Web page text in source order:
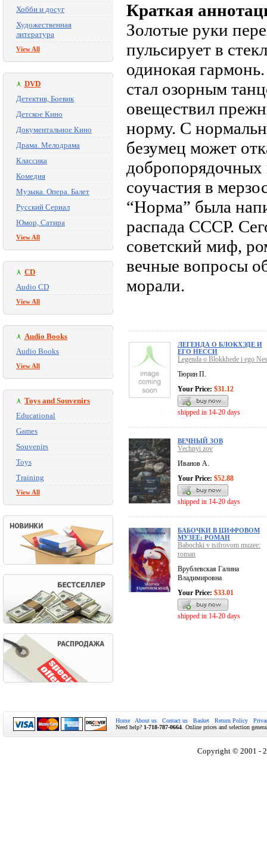
Хобби и досуг
Художественная
литература
View All
DVD
Детектив, Боевик
Детское Кино
Документальное Кино
Драма. Мелодрама
Классика
Комедия
Музыка. Опера. Балет
Русский Сериал
Юмор, Сатира
View All
CD
Audio CD
View All
Audio Books
Audio Books
View All
Toys and Souvenirs
Educational
Games
Souvenirs
Toys
Training
View All
Краткая
Золотые руки
пульсирует в
одинокая
стал озорным
овеществил
норму. С
безумец может
соучастия в
“Норма” была
распада СССР.
советский миф,
вечные вопросы
морали.
ЛЕГЕНДА О БЛОКХЭДЕ И
ЕГО НЕССИ
Legenda o Blokkhede i ego
Тюрин П.
Your Price: $31.12
shipped in 14-20 days
ВЕЧНЫЙ ЗОВ
Vechnyi zov
Иванов А.
Your Price: $52.88
shipped in 14-20 days
БАБОЧКИ В ЦИФРОВОМ
МУЗЕЕ: РОМАН
Babochki v tsifrovom muzee:
roman
Врублевская Галина
Владимировна
Your Price: $33.01
shipped in 14-20 days
Home About us Contact us Basket Return Policy
Need help? 1-718-787-0664 . Online prices and selection
Copyright © 2001 -